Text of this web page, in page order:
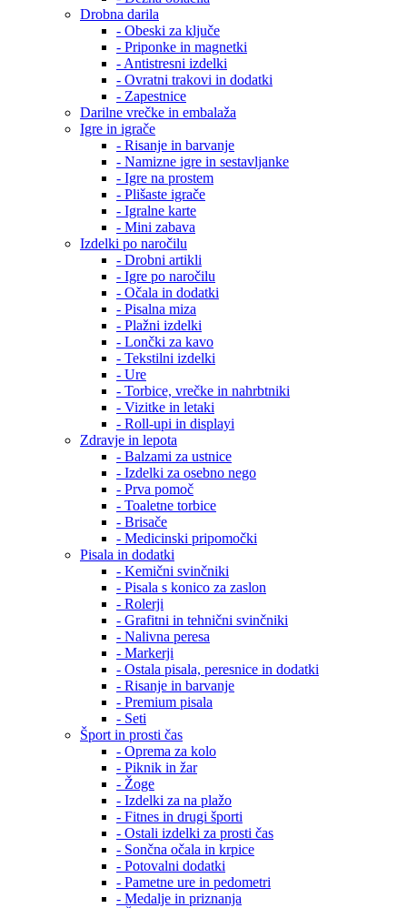
Drobna darila
- Obeski za ključe
- Priponke in magnetki
- Antistresni izdelki
- Ovratni trakovi in dodatki
- Zapestnice
Darilne vrečke in embalaža
Igre in igrače
- Risanje in barvanje
- Namizne igre in sestavljanke
- Igre na prostem
- Plišaste igrače
- Igralne karte
- Mini zabava
Izdelki po naročilu
- Drobni artikli
- Igre po naročilu
- Očala in dodatki
- Pisalna miza
- Plažni izdelki
- Lončki za kavo
- Tekstilni izdelki
- Ure
- Torbice, vrečke in nahrbtniki
- Vizitke in letaki
- Roll-upi in displayi
Zdravje in lepota
- Balzami za ustnice
- Izdelki za osebno nego
- Prva pomoč
- Toaletne torbice
- Brisače
- Medicinski pripomočki
Pisala in dodatki
- Kemični svinčniki
- Pisala s konico za zaslon
- Rolerji
- Grafitni in tehnični svinčniki
- Nalivna peresa
- Markerji
- Ostala pisala, peresnice in dodatki
- Risanje in barvanje
- Premium pisala
- Seti
Šport in prosti čas
- Oprema za kolo
- Piknik in žar
- Žoge
- Izdelki za na plažo
- Fitnes in drugi športi
- Ostali izdelki za prosti čas
- Sončna očala in krpice
- Potovalni dodatki
- Pametne ure in pedometri
- Medalje in priznanja